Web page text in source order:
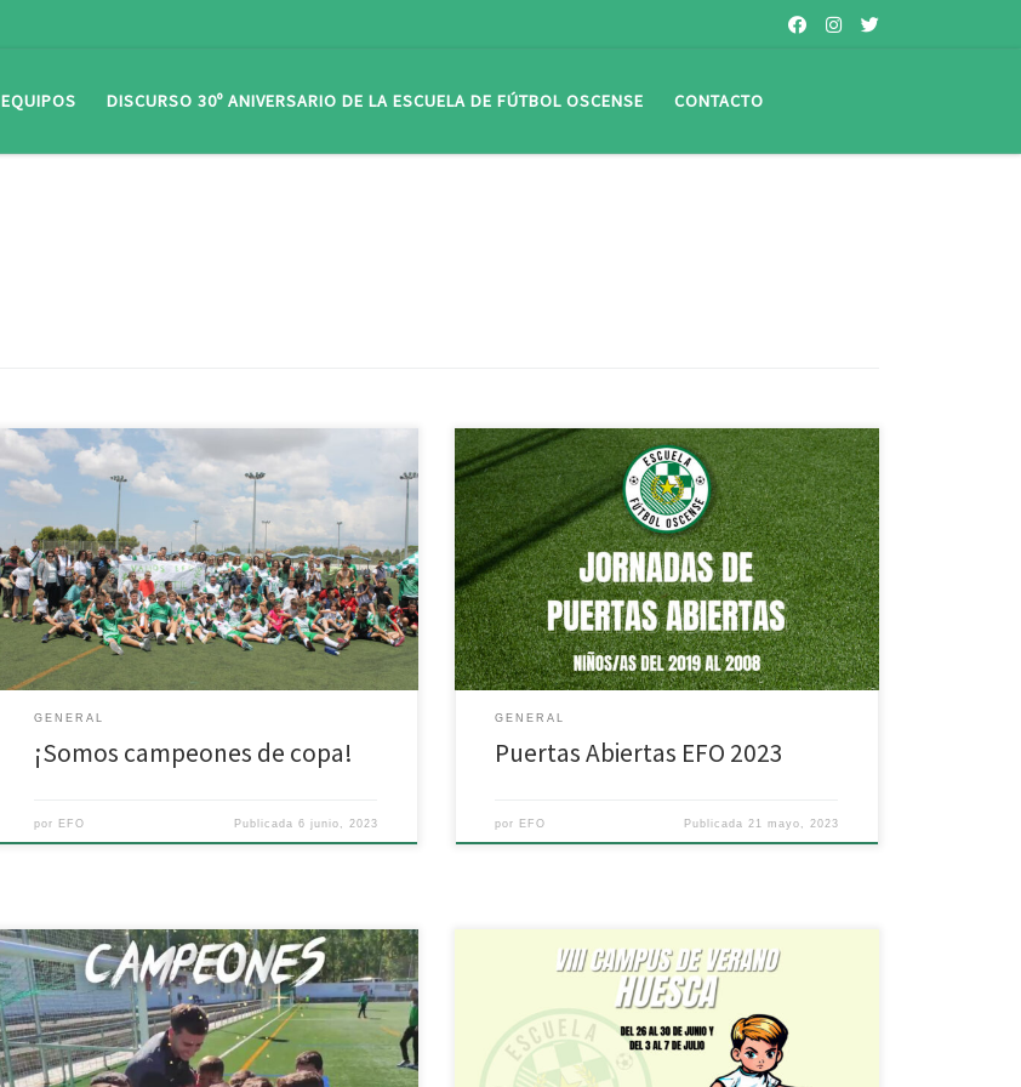
EQUIPOS DISCURSO 30º ANIVERSARIO DE LA ESCUELA DE FÚTBOL OSCENSE CONTACTO
El Infantil Restaurante Antillón / Terneros Usón «B»
culmina una excelente temporada con broche de oro,
proclamándose campeón de copa. ¡Enhorabuena
campeones! ? ¡AÚPA EFO! ??
GENERAL
¡Somos campeones de copa!
por EFO Publicada 6 junio, 2023
¿Te gustaría jugar en la Escuela de Fútbol Oscense? Si
tienes entre 3 y 15 años (nacidos entre 2019 y 2008),
tan solo tienes que apuntarte y venir a probar sin
ningún compromiso. Rellena el siguiente formulario y
nos pondremos en contacto para que vengas a jugar
con nosotros a […]
GENERAL
Puertas Abiertas EFO 2023
por EFO Publicada 21 mayo, 2023
A falta de dos jornadas, la Escuela de Fútbol Oscense
Benjamín «D» se proclamó matemáticamente
campeón de liga. Felicitamos a jugadores, cuerpo
Ya está abierto el plazo de inscripción para el
«Campus de Verano EFO 2023». En la página de
inscripción tenéis todos los pasos a seguir para
formalizar la inscripción. A continuación, os dejamos